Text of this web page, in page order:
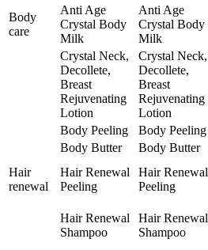
Body
care
Anti Age
Crystal Body
Milk
Anti Age
Crystal Body
Milk
Crystal Neck,
Decollete,
Breast
Rejuvenating
Lotion
Crystal Neck,
Decollete,
Breast
Rejuvenating
Lotion
Body Peeling
Body Peeling
Body Butter
Body Butter
Hair
renewal
Hair Renewal
Peeling
Hair Renewal
Peeling
Hair Renewal
Shampoo
Hair Renewal
Shampoo